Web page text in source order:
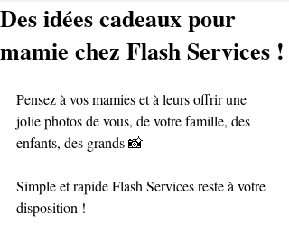
Des idées cadeaux pour
mamie chez Flash Services !
Pensez à vos mamies et à leurs offrir une
jolie photos de vous, de votre famille, des
enfants, des grands 📸
Simple et rapide Flash Services reste à votre
disposition !